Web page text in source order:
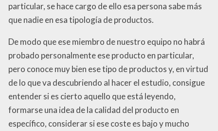
particular, se hace cargo de ello esa persona sabe más
que nadie en esa tipología de productos.
De modo que ese miembro de nuestro equipo no habrá
probado personalmente ese producto en particular,
pero conoce muy bien ese tipo de productos y, en virtud
de lo que va descubriendo al hacer el estudio, consigue
entender si es cierto aquello que está leyendo,
formarse una idea de la calidad del producto en
específico, considerar si ese coste es bajo y mucho